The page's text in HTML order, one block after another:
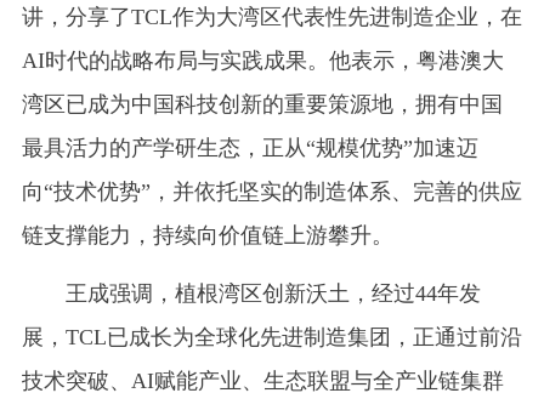
讲，分享了TCL作为大湾区代表性先进制造企业，在
AI时代的战略布局与实践成果。他表示，粤港澳大
湾区已成为中国科技创新的重要策源地，拥有中国
最具活力的产学研生态，正从“规模优势”加速迈
向“技术优势”，并依托坚实的制造体系、完善的供应
链支撑能力，持续向价值链上游攀升。
王成强调，植根湾区创新沃土，经过44年发
展，TCL已成长为全球化先进制造集团，正通过前沿
技术突破、AI赋能产业、生态联盟与全产业链集群